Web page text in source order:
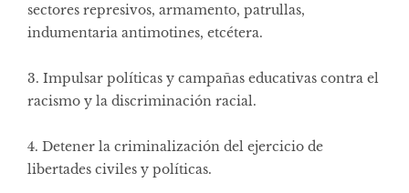
sectores represivos, armamento, patrullas,
indumentaria antimotines, etcétera.
3. Impulsar políticas y campañas educativas contra el
racismo y la discriminación racial.
4. Detener la criminalización del ejercicio de
libertades civiles y políticas.